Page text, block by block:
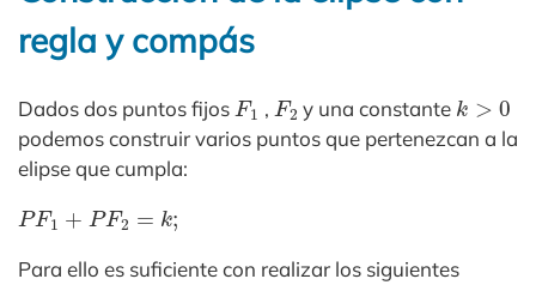
regla y compás
Dados dos puntos fijos F1 , F2 y una constante k
podemos construir varios puntos que pertenezcan a la
elipse que cumpla:
PF1 F2=
Para ello es suficiente con realizar los siguientes